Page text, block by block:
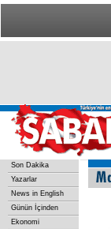
Son Dakika
Yazarlar
News in English
Günün İçinden
Ekonomi